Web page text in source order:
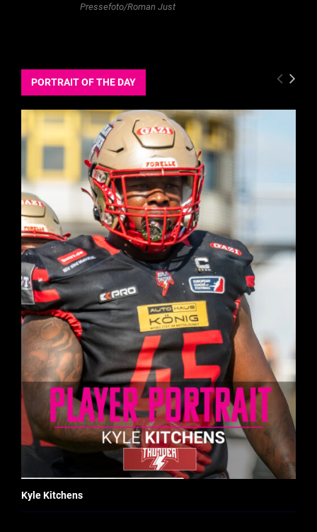
Pressefoto/Roman Just
PORTRAIT OF THE DAY
Kyle Kitchens